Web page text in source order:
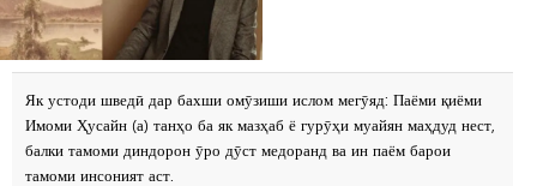
Як устоди шведӣ дар бахши омӯзиши ислом мегӯяд: Паёми қиёми
Имоми Ҳусайн (а) танҳо ба як мазҳаб ё гурӯҳи муайян маҳдуд нест,
балки тамоми диндорон ӯро дӯст медоранд ва ин паём барои
тамоми инсоният аст.